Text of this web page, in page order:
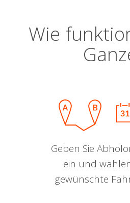
Wie
Geben Sie
ein und
gewünschte